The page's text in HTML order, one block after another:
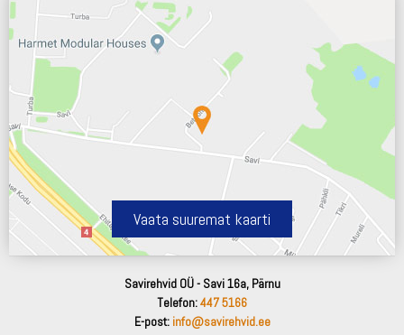
Vaata suuremat kaarti
Savirehvid OÜ - Savi 16a, Pärnu
Telefon:447 5166
E-post: info@savirehvid.ee